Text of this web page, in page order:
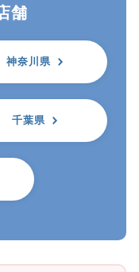
舗
神奈川県
千葉県